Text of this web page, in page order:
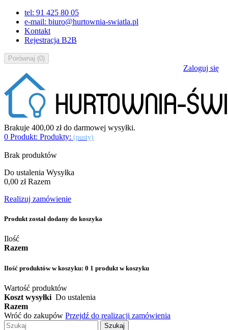
tel: 91 425 80 05
e-mail: biuro@hurtownia-swiatla.pl
Kontakt
Rejestracja B2B
Porównaj (0)
Zaloguj się
Brakuje 400,00 złdo darmowej wysyłki.
0 Produkt: Produkty: (pusty)
Brak produktów
Do ustalenia Wysyłka
0,00 zł Razem
Realizuj zamówienie
Produkt został dodany do koszyka
Ilość
Razem
Ilość produktów w koszyku: 0 1 produkt w koszyku
Wartość produktów
Koszt wysyłki Do ustalenia
Razem
Wróć do zakupów Przejdź do realizacji zamówienia
Szukaj